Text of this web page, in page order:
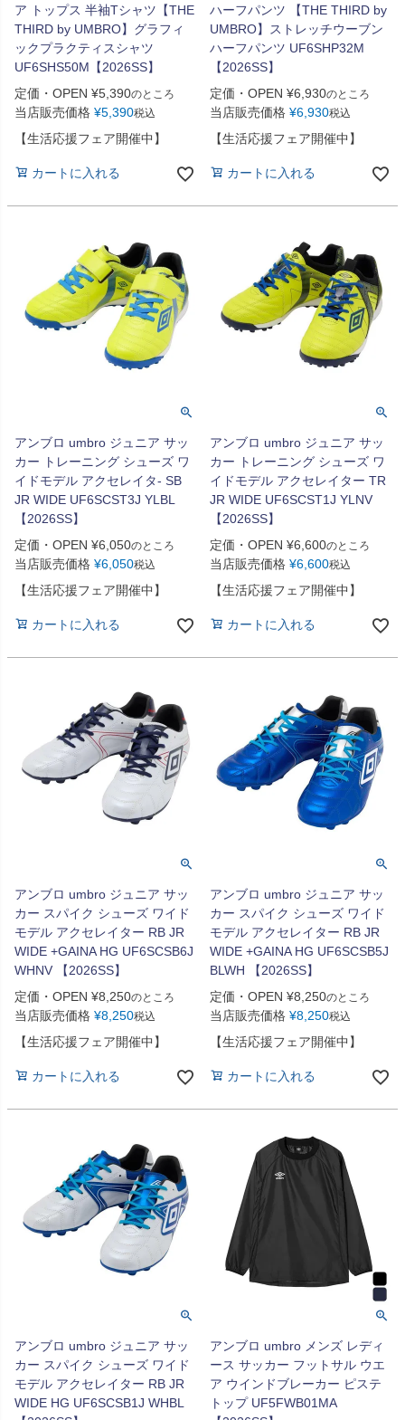
ア トップス 半袖Tシャツ【THE
THIRD by UMBRO】グラフィ
ックプラクティスシャツ
UF6SHS50M【2026SS】
定価・OPEN ¥5,390のところ
当店販売価格 ¥5,390税込
【生活応援フェア開催中】
カートに入れる
ハーフパンツ 【THE THIRD by
UMBRO】ストレッチウーブン
ハーフパンツ UF6SHP32M
【2026SS】
定価・OPEN ¥6,930のところ
当店販売価格 ¥6,930税込
【生活応援フェア開催中】
カートに入れる
アンブロ umbro ジュニア サッ
カー トレーニング シューズ ワ
イドモデル アクセレイタ- SB
JR WIDE UF6SCST3J YLBL
【2026SS】
定価・OPEN ¥6,050のところ
当店販売価格 ¥6,050税込
【生活応援フェア開催中】
カートに入れる
アンブロ umbro ジュニア サッ
カー トレーニング シューズ ワ
イドモデル アクセレイター TR
JR WIDE UF6SCST1J YLNV
【2026SS】
定価・OPEN ¥6,600のところ
当店販売価格 ¥6,600税込
【生活応援フェア開催中】
カートに入れる
アンブロ umbro ジュニア サッ
カー スパイク シューズ ワイド
モデル アクセレイター RB JR
WIDE +GAINA HG UF6SCSB6J
WHNV 【2026SS】
定価・OPEN ¥8,250のところ
当店販売価格 ¥8,250税込
【生活応援フェア開催中】
カートに入れる
アンブロ umbro ジュニア サッ
カー スパイク シューズ ワイド
モデル アクセレイター RB JR
WIDE +GAINA HG UF6SCSB5J
BLWH 【2026SS】
定価・OPEN ¥8,250のところ
当店販売価格 ¥8,250税込
【生活応援フェア開催中】
カートに入れる
アンブロ umbro ジュニア サッ
カー スパイク シューズ ワイド
モデル アクセレイター RB JR
WIDE HG UF6SCSB1J WHBL
アンブロ umbro メンズ レディ
ース サッカー フットサル ウエ
ア ウインドブレーカー ピステ
トップ UF5FWB01MA